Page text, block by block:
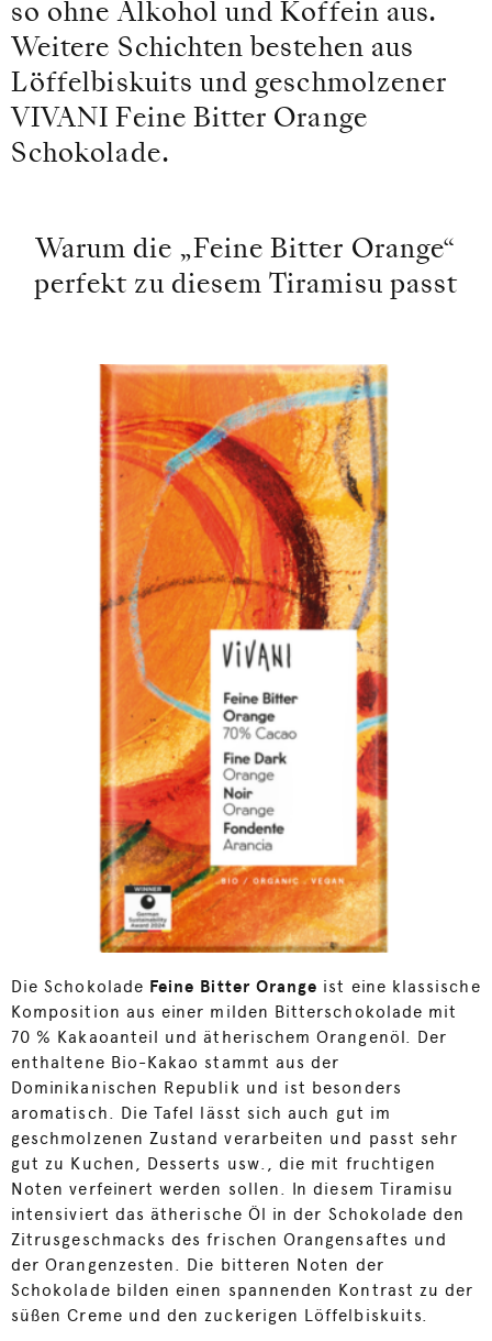
so ohne Alkohol und Koffein aus.
Weitere Schichten bestehen aus
Löffelbiskuits und geschmolzener
VIVANI Feine Bitter Orange
Schokolade.
Warum die „Feine Bitter Orange“
perfekt zu diesem Tiramisu passt
Die Schokolade Feine Bitter Orange ist eine klassische
Komposition aus einer milden Bitterschokolade mit
70 % Kakaoanteil und ätherischem Orangenöl. Der
enthaltene Bio-Kakao stammt aus der
Dominikanischen Republik und ist besonders
aromatisch. Die Tafel lässt sich auch gut im
geschmolzenen Zustand verarbeiten und passt sehr
gut zu Kuchen, Desserts usw., die mit fruchtigen
Noten verfeinert werden sollen. In diesem Tiramisu
intensiviert das ätherische Öl in der Schokolade den
Zitrusgeschmacks des frischen Orangensaftes und
der Orangenzesten. Die bitteren Noten der
Schokolade bilden einen spannenden Kontrast zu der
süßen Creme und den zuckerigen Löffelbiskuits.